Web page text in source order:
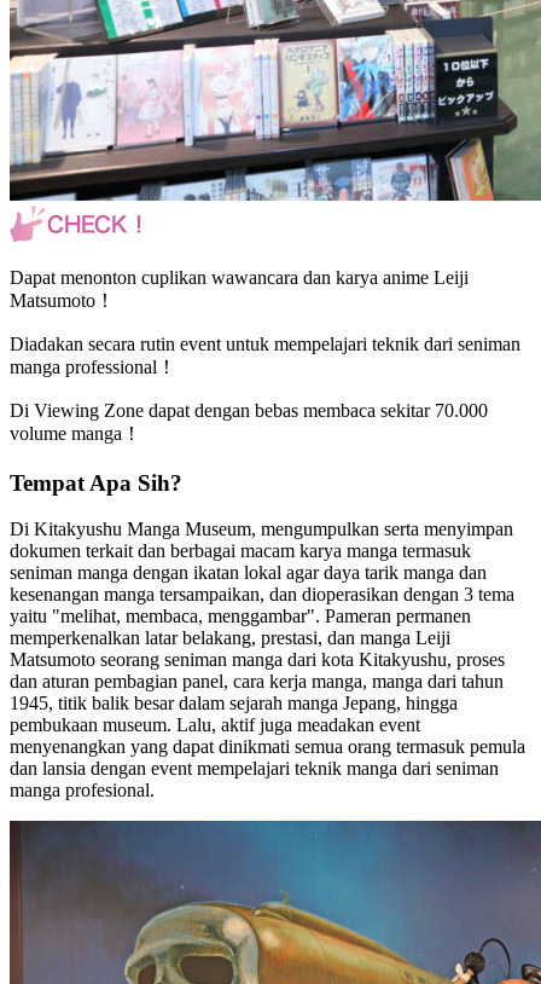
Dapat menonton cuplikan wawancara dan karya anime Leiji
Matsumoto！
Diadakan secara rutin event untuk mempelajari teknik dari seniman
manga professional！
Di Viewing Zone dapat dengan bebas membaca sekitar 70.000
volume manga！
Tempat Apa Sih?
Di Kitakyushu Manga Museum, mengumpulkan serta menyimpan
dokumen terkait dan berbagai macam karya manga termasuk
seniman manga dengan ikatan lokal agar daya tarik manga dan
kesenangan manga tersampaikan, dan dioperasikan dengan 3 tema
yaitu "melihat, membaca, menggambar". Pameran permanen
memperkenalkan latar belakang, prestasi, dan manga Leiji
Matsumoto seorang seniman manga dari kota Kitakyushu, proses
dan aturan pembagian panel, cara kerja manga, manga dari tahun
1945, titik balik besar dalam sejarah manga Jepang, hingga
pembukaan museum. Lalu, aktif juga meadakan event
menyenangkan yang dapat dinikmati semua orang termasuk pemula
dan lansia dengan event mempelajari teknik manga dari seniman
manga profesional.